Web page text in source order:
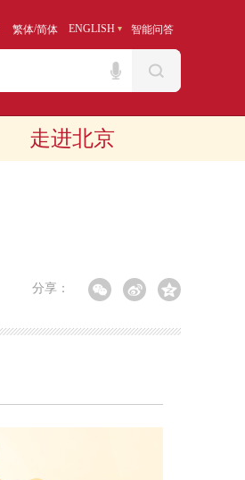
繁体/简体 ENGLISH 智能问答
走进北京
分享：